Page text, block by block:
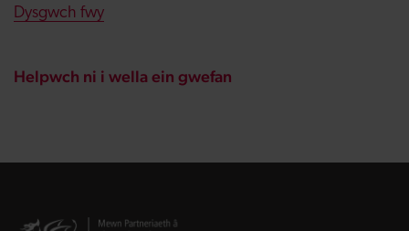
Dysgwch fwy
Helpwch ni i wella ein gwefan